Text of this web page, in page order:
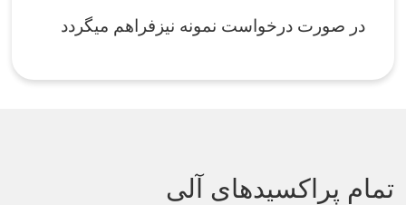
در صورت درخواست نمونه نیزفراهم میگردد
تمام پراکسیدهای آلی